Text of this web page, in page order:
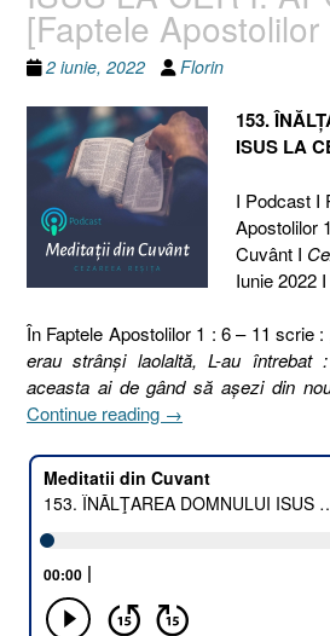
[Faptele
2 iunie, 2022 Florin
153.
ISUS LA
I Podcast I
Apostolilor
Cuvânt I
Iunie 2022 I
În Faptele Apostolilor 1 : 6 – 11 scrie :
erau strânşi laolaltă, L-au întrebat
aceasta ai de gând să aşezi din
Continue reading „153.
DOMNULUI
ISUS
LA
[Faptele
→